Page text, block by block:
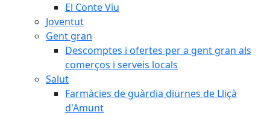
El Conte Viu
Joventut
Gent gran
Descomptes i ofertes per a gent gran als
comerços i serveis locals
Salut
Farmàcies de guàrdia diürnes de Lliçà
d'Amunt